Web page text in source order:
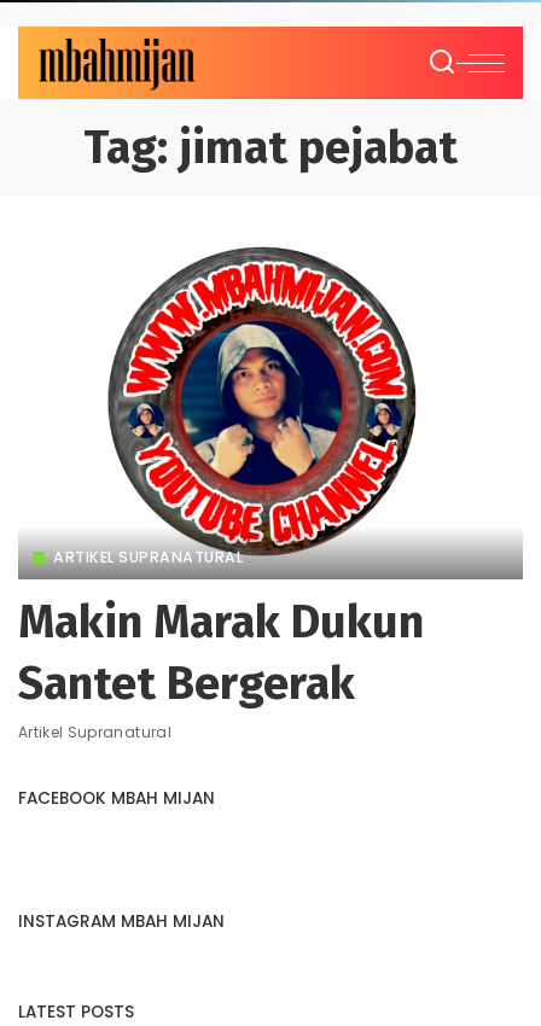
Tag: jimat pejabat
ARTIKEL SUPRANATURAL
Makin Marak Dukun
Santet Bergerak
Artikel Supranatural
FACEBOOK MBAH MIJAN
INSTAGRAM MBAH MIJAN
LATEST POSTS